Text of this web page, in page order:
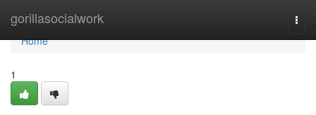
gorillasocialwork
Home
Home
1